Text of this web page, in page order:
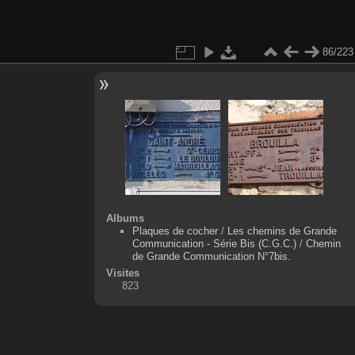
86/223
Albums
Plaques de cocher/
Les chemins de Grande
Communication - Série Bis (C.G.C.)/ Chemin
de Grande Communication N°7bis.
Visites
823